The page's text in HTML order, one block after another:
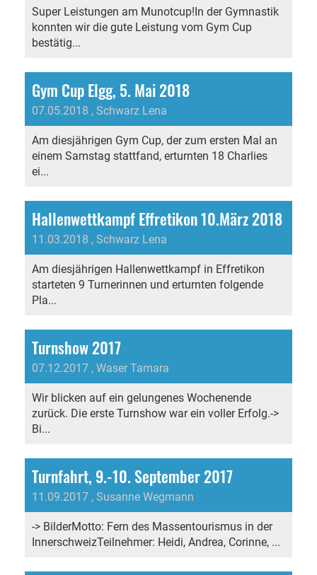
Super Leistungen am Munotcup!In der Gymnastik
konnten wir die gute Leistung vom Gym Cup
bestätig...
Gym Cup Elgg, 5. Mai 2018
07.05.2018 , Schwarz Lena
Am diesjährigen Gym Cup, der zum ersten Mal an
einem Samstag stattfand, erturnten 18 Charlies
ei...
Hallenwettkampf Effretikon 10.März 2018
11.03.2018 , Schwarz Lena
Am diesjährigen Hallenwettkampf in Effretikon
starteten 9 Turnerinnen und erturnten folgende
Pla...
Turnshow 2017
07.12.2017 , Waser Tamara
Wir blicken auf ein gelungenes Wochenende
zurück. Die erste Turnshow war ein voller Erfolg.->
Bi...
Turnfahrt, 9.-10. September 2017
11.09.2017 , Susanne Wegmann
-> BilderMotto: Fern des Massentourismus in der
InnerschweizTeilnehmer: Heidi, Andrea, Corinne, ...